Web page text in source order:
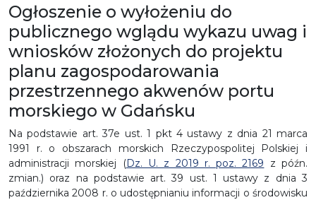
Ogłoszenie o wyłożeniu do
publicznego wglądu wykazu uwag i
wniosków złożonych do projektu
planu zagospodarowania
przestrzennego akwenów portu
morskiego w Gdańsku
Na podstawie art. 37e ust. 1 pkt 4 ustawy z dnia 21 marca
1991 r. o obszarach morskich Rzeczypospolitej Polskiej i
administracji morskiej (Dz. U. z 2019 r. poz. 2169 z późn.
zmian.) oraz na podstawie art. 39 ust. 1 ustawy z dnia 3
października 2008 r. o udostępnianiu informacji o środowisku